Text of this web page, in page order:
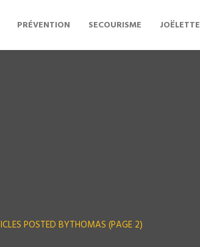
PRÉVENTION SECOURISME JOËLETTE
POSTED BYTHOMAS (PAGE 2)